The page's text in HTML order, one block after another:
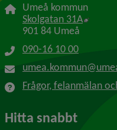
Umeå kommun
Skolgatan 31A Länk
901 84 Umeå
090-16 10 00
Frågor, felanmälan
Hitta snabbt